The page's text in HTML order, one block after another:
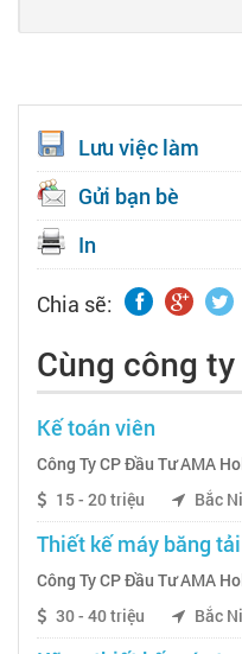
Lưu việc làm
Gửi bạn bè
In
Chia sẽ:
Cùng công
Kế toán viên
Công Ty CP Đầu Tư AMA
15 - 20 triệu
Bắc
Thiết kế máy băng
Công Ty CP Đầu Tư AMA
30 - 40 triệu
Bắc